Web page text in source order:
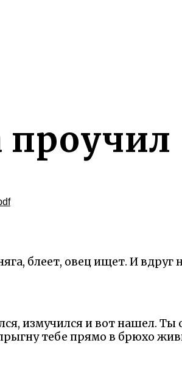
проучил
блеет, овец ищет. И вдруг
измучился и вот нашел. Ты
тебе прямо в брюхо